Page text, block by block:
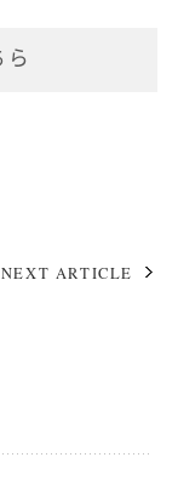
NEXT ARTICLE